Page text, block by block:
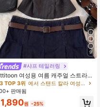
9
#샤프 테일러링
여성용 여름 캐주얼 스트라이
셔츠
TOP 3위
에서 스탠드 칼라 여성 상의, 블라우스 & 티
판매됨
원 -25%